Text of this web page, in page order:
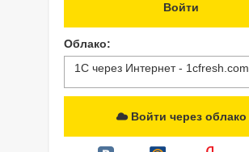
Облако:
1С через Интернет - 1cfresh.com
Войти через облако